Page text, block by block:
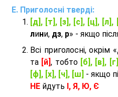
Приголосні тверді:
[д], [т], [з], [с], [ц], [л],
лини, дз, р» - якщо
Всі приголосні, окрім «
та [й], тобто [б], [в],
[ф], [х], [ч], [ш] - якщо
НЕ йдуть І, Я, Ю, Є